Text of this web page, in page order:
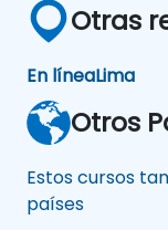
Otras
En líneaLima
Otros
Estos cursos
países